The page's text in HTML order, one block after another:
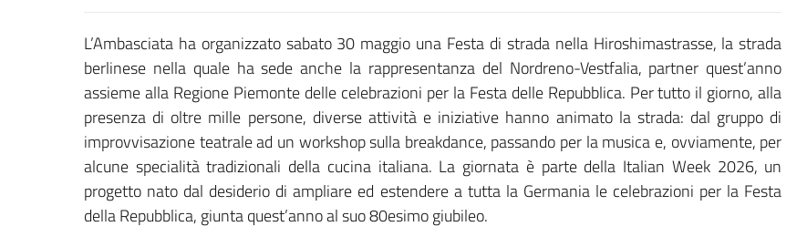
L’Ambasciata ha organizzato sabato 30 maggio una Festa di strada nella Hiroshimastrasse, la strada
berlinese nella quale ha sede anche la rappresentanza del Nordreno-Vestfalia, partner quest’anno
assieme alla Regione Piemonte delle celebrazioni per la Festa delle Repubblica. Per tutto il giorno, alla
presenza di oltre mille persone, diverse attività e iniziative hanno animato la strada: dal gruppo di
improvvisazione teatrale ad un workshop sulla breakdance, passando per la musica e, ovviamente, per
alcune specialità tradizionali della cucina italiana. La giornata è parte della Italian Week 2026, un
progetto nato dal desiderio di ampliare ed estendere a tutta la Germania le celebrazioni per la Festa
della Repubblica, giunta quest’anno al suo 80esimo giubileo.